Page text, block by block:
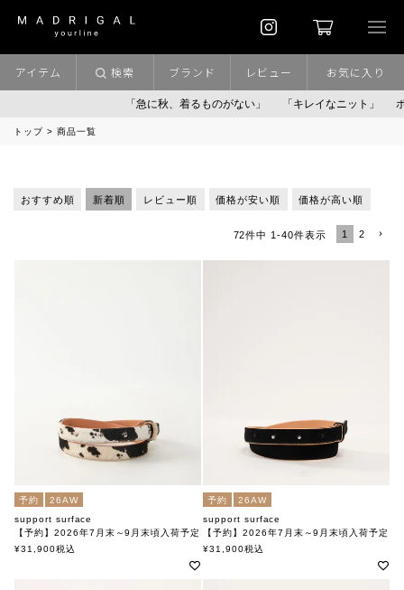
「急に秋、着るものがない」 「キレイなニット」 ポイント
アイテム 検索 ブランド レビュー お気に入り
トップ 商品一覧
おすすめ順 新着順 レビュー順 価格が安い順 価格が高い順
72件中 1-40件表示 1 2
予約
26AW
support surface
【予約】2026年7月末～9月末頃入荷予定
ベルト ATD27A048
¥31,900税込
予約
26AW
support surface
【予約】2026年7月末～9月末頃入荷予定
ベルト ATD27A048
¥31,900税込